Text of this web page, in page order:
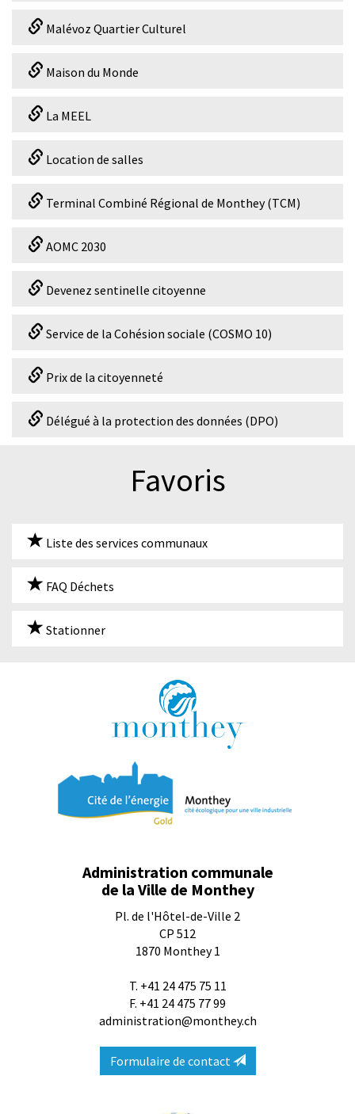
Malévoz Quartier Culturel
Maison du Monde
La MEEL
Location de salles
Terminal Combiné Régional de Monthey (TCM)
AOMC 2030
Devenez sentinelle citoyenne
Service de la Cohésion sociale (COSMO 10)
Prix de la citoyenneté
Délégué à la protection des données (DPO)
Favoris
Liste des services communaux
FAQ Déchets
Stationner
Administration communale
de la Ville de Monthey
Pl. de l'Hôtel-de-Ville 2
CP 512
1870 Monthey 1
T. +41 24 475 75 11
F. +41 24 475 77 99
administration@monthey.ch
Formulaire de contact